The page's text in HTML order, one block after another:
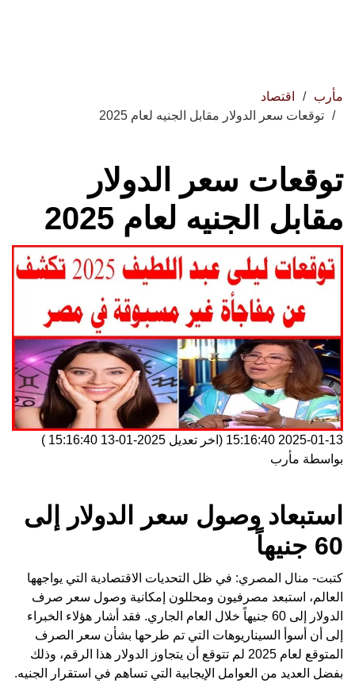
مأرب
اقتصاد
توقعات سعر الدولار مقابل الجنيه لعام 2025
توقعات سعر الدولار
مقابل الجنيه لعام 2025
2025-01-13 15:16:40 (اخر تعديل 2025-01-13 15:16:40
)
بواسطة مأرب
استبعاد وصول سعر الدولار إلى
60 جنيهاً
كتبت- منال المصري: في ظل التحديات الاقتصادية التي يواجهها
العالم، استبعد مصرفيون ومحللون إمكانية وصول سعر صرف
الدولار إلى 60 جنيهاً خلال العام الجاري. فقد أشار هؤلاء الخبراء
إلى أن أسوأ السيناريوهات التي تم طرحها بشأن سعر الصرف
المتوقع لعام 2025 لم تتوقع أن يتجاوز الدولار هذا الرقم، وذلك
بفضل العديد من العوامل الإيجابية التي تساهم في استقرار الجنيه.